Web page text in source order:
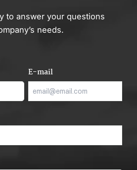
to answer your questions
needs.
E-mail